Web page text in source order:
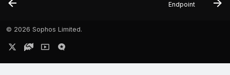
Endpoint
© 2026 Sophos Limited.